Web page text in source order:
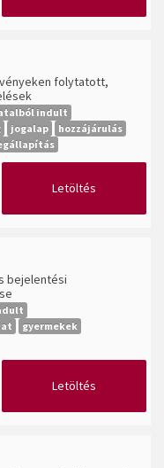
folytatott,
indult
jogalap
hozzájárulás
Letöltés
bejelentési
gyermekek
Letöltés